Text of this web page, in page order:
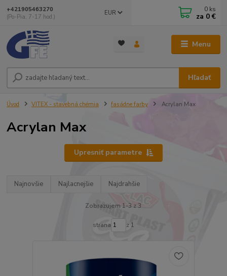
Menu
EUR
Hľadať
+421905463270
(Po-Pia, 7-17 hod.)
0 ks
za 0 €
Úvod VITEX - stavebná chémia fasádne farby Acrylan Max
Acrylan Max
Upresniť parametre
Najnovšie Najlacnejšie Najdrahšie
Zobrazujem 1-3 z 3
strana z 1